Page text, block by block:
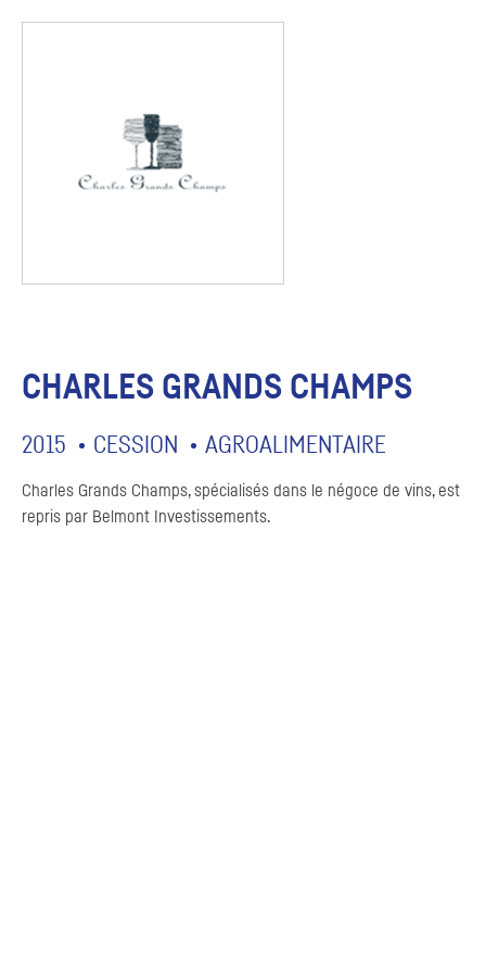
CHARLES GRANDS CHAMPS
2015 CESSION AGROALIMENTAIRE
Charles Grands Champs, spécialisés dans le négoce de vins, est
repris par Belmont Investissements.